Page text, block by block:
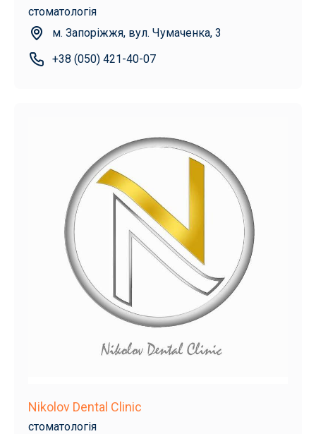
стоматологія
м. Запоріжжя, вул. Чумаченка, 3
+38 (050) 421-40-07
Nikolov Dental Clinic
стоматологія